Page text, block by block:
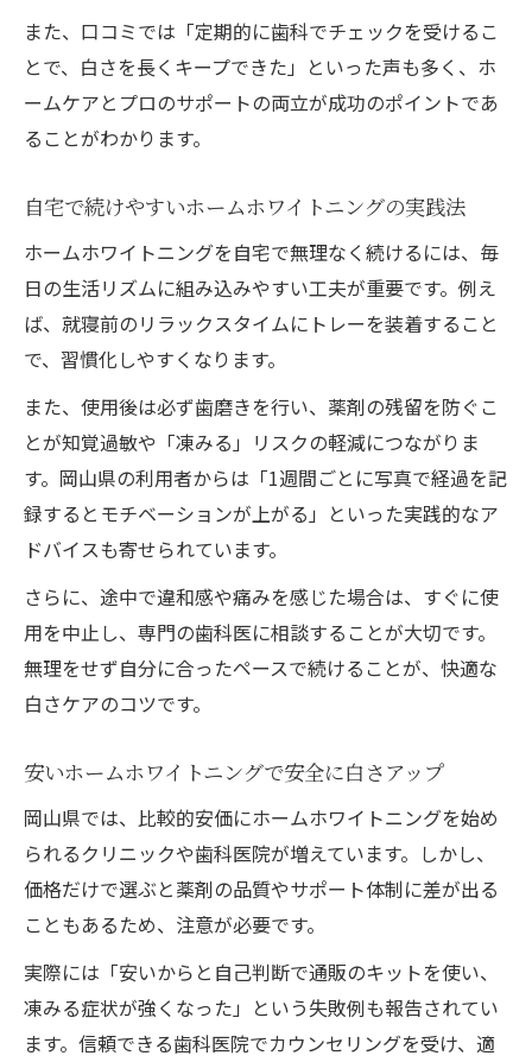
また、口コミでは「定期的に歯科でチェックを受けるこ
とで、白さを長くキープできた」といった声も多く、ホ
ームケアとプロのサポートの両立が成功のポイントであ
ることがわかります。
自宅で続けやすいホームホワイトニングの実践法
ホームホワイトニングを自宅で無理なく続けるには、毎
日の生活リズムに組み込みやすい工夫が重要です。例え
ば、就寝前のリラックスタイムにトレーを装着すること
で、習慣化しやすくなります。
また、使用後は必ず歯磨きを行い、薬剤の残留を防ぐこ
とが知覚過敏や「凍みる」リスクの軽減につながりま
す。岡山県の利用者からは「1週間ごとに写真で経過を記
録するとモチベーションが上がる」といった実践的なア
ドバイスも寄せられています。
さらに、途中で違和感や痛みを感じた場合は、すぐに使
用を中止し、専門の歯科医に相談することが大切です。
無理をせず自分に合ったペースで続けることが、快適な
白さケアのコツです。
安いホームホワイトニングで安全に白さアップ
岡山県では、比較的安価にホームホワイトニングを始め
られるクリニックや歯科医院が増えています。しかし、
価格だけで選ぶと薬剤の品質やサポート体制に差が出る
こともあるため、注意が必要です。
実際には「安いからと自己判断で通販のキットを使い、
凍みる症状が強くなった」という失敗例も報告されてい
ます。信頼できる歯科医院でカウンセリングを受け、適